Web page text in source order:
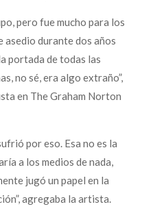
pero fue mucho para los
asedio durante dos años
portada de todas las
no sé, era algo extraño”,
en The Graham Norton
por eso. Esa no es la
a los medios de nada,
jugó un papel en la
agregaba la artista.